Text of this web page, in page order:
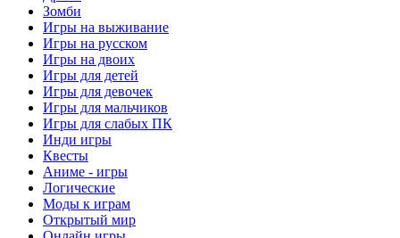
Зомби
Игры на выживание
Игры на русском
Игры на двоих
Игры для детей
Игры для девочек
Игры для мальчиков
Игры для слабых ПК
Инди игры
Квесты
Аниме - игры
Логические
Моды к играм
Открытый мир